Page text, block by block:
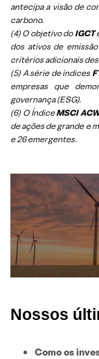
antecipa a visão de
carbono.
(4) O objetivo do IGCT
dos ativos de
critérios adicionais
(5) A série de índices
empresas que
governança (ESG).
(6) O ÍndiceMSCI
de ações de grande e
e 26 emergentes.
Nossos
Como os